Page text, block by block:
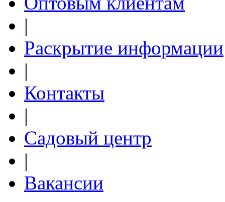
Тропикана (Tropicana)
|
Раскрытие информации
|
Контакты
|
Садовый центр
|
Вакансии